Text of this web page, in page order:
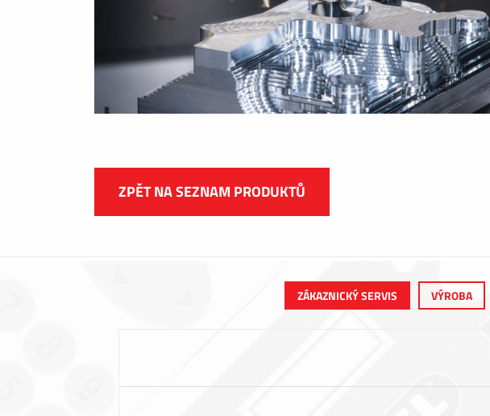
ZPĚT NA SEZNAM PRODUKTŮ
ZÁKAZNICKÝ SERVIS VÝROBA